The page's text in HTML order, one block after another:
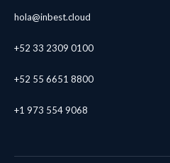
hola@inbest.cloud
+52 33 2309 0100
+52 55 6651 8800
+1 973 554 9068